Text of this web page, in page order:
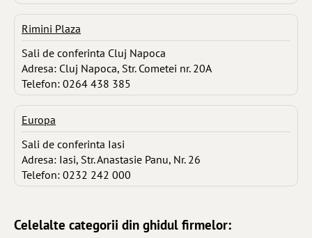
Rimini Plaza
Sali de conferinta Cluj Napoca
Adresa: Cluj Napoca, Str. Cometei nr. 20A
Telefon: 0264 438 385
Europa
Sali de conferinta Iasi
Adresa: Iasi, Str. Anastasie Panu, Nr. 26
Telefon: 0232 242 000
Celelalte categorii din ghidul firmelor: